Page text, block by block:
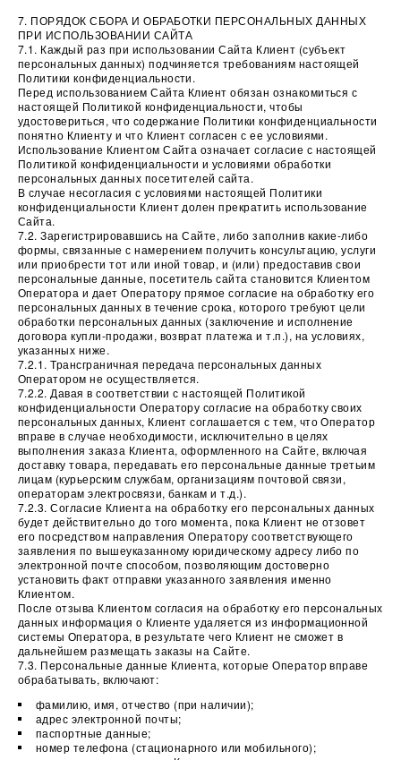
7. ПОРЯДОК СБОРА И ОБРАБОТКИ ПЕРСОНАЛЬНЫХ ДАННЫХ
ПРИ ИСПОЛЬЗОВАНИИ САЙТА
7.1. Каждый раз при использовании Сайта Клиент (субъект
персональных данных) подчиняется требованиям настоящей
Политики конфиденциальности.
Перед использованием Сайта Клиент обязан ознакомиться с
настоящей Политикой конфиденциальности, чтобы
удостовериться, что содержание Политики конфиденциальности
понятно Клиенту и что Клиент согласен с ее условиями.
Использование Клиентом Сайта означает согласие с настоящей
Политикой конфиденциальности и условиями обработки
персональных данных посетителей сайта.
В случае несогласия с условиями настоящей Политики
конфиденциальности Клиент долен прекратить использование
Сайта.
7.2. Зарегистрировавшись на Сайте, либо заполнив какие-либо
формы, связанные с намерением получить консультацию, услуги
или приобрести тот или иной товар, и (или) предоставив свои
персональные данные, посетитель сайта становится Клиентом
Оператора и дает Оператору прямое согласие на обработку его
персональных данных в течение срока, которого требуют цели
обработки персональных данных (заключение и исполнение
договора купли-продажи, возврат платежа и т.п.), на условиях,
указанных ниже.
7.2.1. Трансграничная передача персональных данных
Оператором не осуществляется.
7.2.2. Давая в соответствии с настоящей Политикой
конфиденциальности Оператору согласие на обработку своих
персональных данных, Клиент соглашается с тем, что Оператор
вправе в случае необходимости, исключительно в целях
выполнения заказа Клиента, оформленного на Сайте, включая
доставку товара, передавать его персональные данные третьим
лицам (курьерским службам, организациям почтовой связи,
операторам электросвязи, банкам и т.д.).
7.2.3. Согласие Клиента на обработку его персональных данных
будет действительно до того момента, пока Клиент не отзовет
его посредством направления Оператору соответствующего
заявления по вышеуказанному юридическому адресу либо по
электронной почте способом, позволяющим достоверно
установить факт отправки указанного заявления именно
Клиентом.
После отзыва Клиентом согласия на обработку его персональных
данных информация о Клиенте удаляется из информационной
системы Оператора, в результате чего Клиент не сможет в
дальнейшем размещать заказы на Сайте.
7.3. Персональные данные Клиента, которые Оператор вправе
обрабатывать, включают:
фамилию, имя, отчество (при наличии);
адрес электронной почты;
паспортные данные;
номер телефона (стационарного или мобильного);